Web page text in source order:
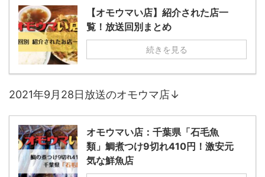
【オモウマい店】紹介された店一
覧！放送回別まとめ
続きを見る
2021年9月28日放送のオモウマ店↓
オモウマい店：千葉県「石毛魚
類」鯛煮つけ9切れ410円！激安元
気な鮮魚店